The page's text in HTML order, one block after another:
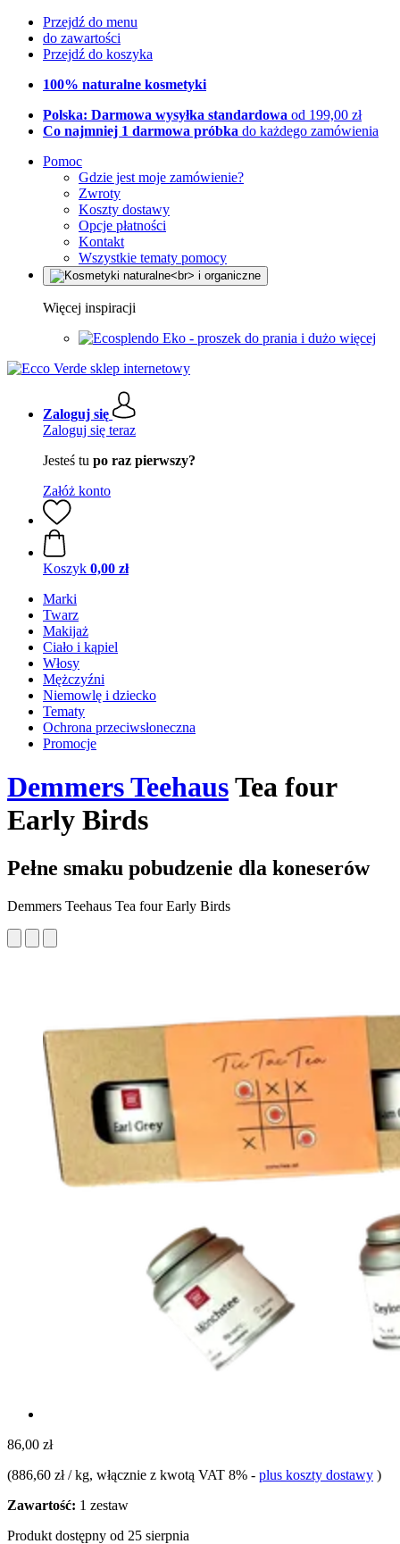
Przejdź do menu
do zawartości
Przejdź do koszyka
100% naturalne kosmetyki
Polska: Darmowa wysyłka standardowa od 199,00 zł
Co najmniej 1 darmowa próbka do każdego zamówienia
Pomoc
Gdzie jest moje zamówienie?
Zwroty
Koszty dostawy
Opcje płatności
Kontakt
Wszystkie tematy pomocy
Więcej inspiracji
Eko - proszek do prania i dużo więcej
Zaloguj się
Zaloguj się teraz
Jesteś tu po raz pierwszy?
Załóż konto
Koszyk 0,00 zł
Marki
Twarz
Makijaż
Ciało i kąpiel
Włosy
Mężczyźni
Niemowlę i dziecko
Tematy
Ochrona przeciwsłoneczna
Promocje
Demmers TeehausTea four
Early Birds
Pełne smaku pobudzenie dla koneserów
Demmers Teehaus Tea four Early Birds
86,00 zł
(886,60 zł / kg, włącznie z kwotą VAT 8% - plus koszty dostawy )
Zawartość: 1 zestaw
Produkt dostępny od 25 sierpnia